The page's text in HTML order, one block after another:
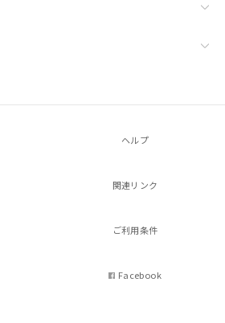
ヘルプ
関連リンク
ご利用条件
Facebook